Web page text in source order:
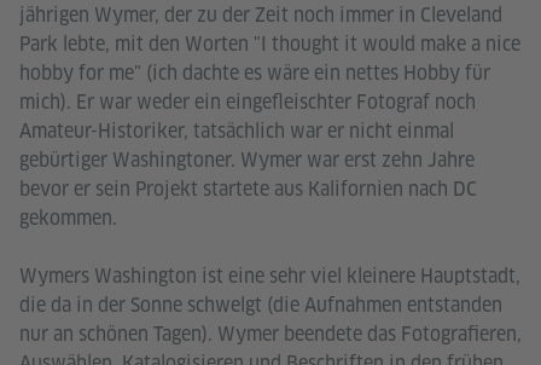
jährigen Wymer, der zu der Zeit noch immer in Cleveland
Park lebte, mit den Worten "I thought it would make a nice
hobby for me" (ich dachte es wäre ein nettes Hobby für
mich). Er war weder ein eingefleischter Fotograf noch
Amateur-Historiker, tatsächlich war er nicht einmal
gebürtiger Washingtoner. Wymer war erst zehn Jahre
bevor er sein Projekt startete aus Kalifornien nach DC
gekommen.
Wymers Washington ist eine sehr viel kleinere Hauptstadt,
die da in der Sonne schwelgt (die Aufnahmen entstanden
nur an schönen Tagen). Wymer beendete das Fotografieren,